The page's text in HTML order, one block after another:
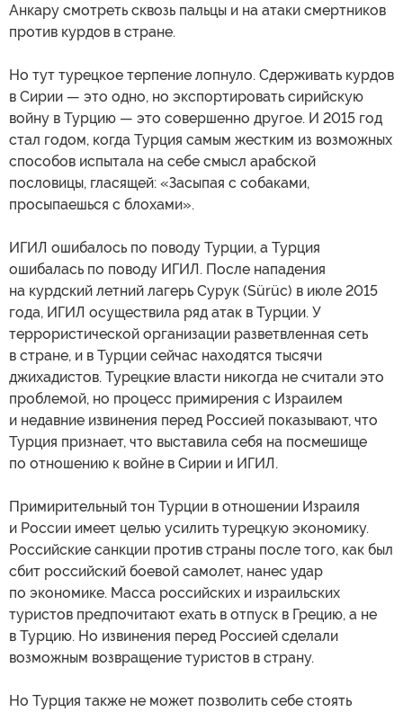
Анкару смотреть сквозь пальцы и на атаки смертников
против курдов в стране.
Но тут турецкое терпение лопнуло. Сдерживать курдов
в Сирии — это одно, но экспортировать сирийскую
войну в Турцию — это совершенно другое. И 2015 год
стал годом, когда Турция самым жестким из возможных
способов испытала на себе смысл арабской
пословицы, гласящей: «Засыпая с собаками,
просыпаешься с блохами».
ИГИЛ ошибалось по поводу Турции, а Турция
ошибалась по поводу ИГИЛ. После нападения
на курдский летний лагерь Сурук (Sürüc) в июле 2015
года, ИГИЛ осуществила ряд атак в Турции. У
террористической организации разветвленная сеть
в стране, и в Турции сейчас находятся тысячи
джихадистов. Турецкие власти никогда не считали это
проблемой, но процесс примирения с Израилем
и недавние извинения перед Россией показывают, что
Турция признает, что выставила себя на посмешище
по отношению к войне в Сирии и ИГИЛ.
Примирительный тон Турции в отношении Израиля
и России имеет целью усилить турецкую экономику.
Российские санкции против страны после того, как был
сбит российский боевой самолет, нанес удар
по экономике. Масса российских и израильских
туристов предпочитают ехать в отпуск в Грецию, а не
в Турцию. Но извинения перед Россией сделали
возможным возвращение туристов в страну.
Но Турция также не может позволить себе стоять